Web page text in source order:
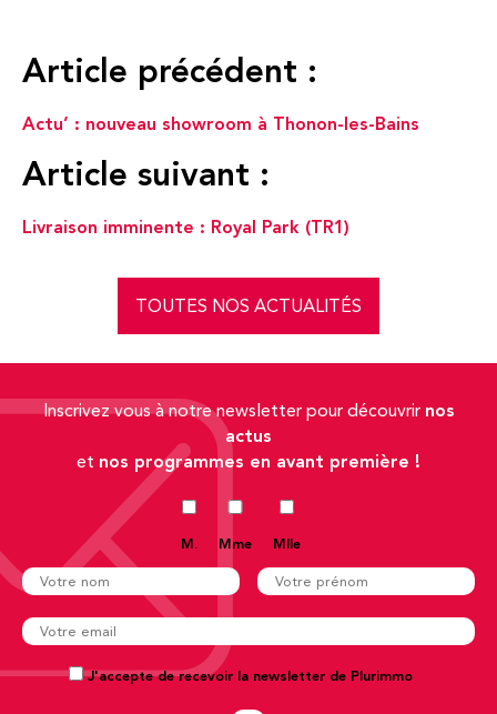
Article précédent :
Actu’ : nouveau showroom à Thonon-les-Bains
Article suivant :
Livraison imminente : Royal Park (TR1)
TOUTES NOS ACTUALITÉS
Inscrivez vous à notre newsletter pour découvrir nos
actus
et nos programmes en avant première !
M. Mme Mlle
J'accepte de recevoir la newsletter de Plurimmo